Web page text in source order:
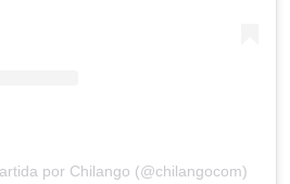
por Chilango (@chilangocom)